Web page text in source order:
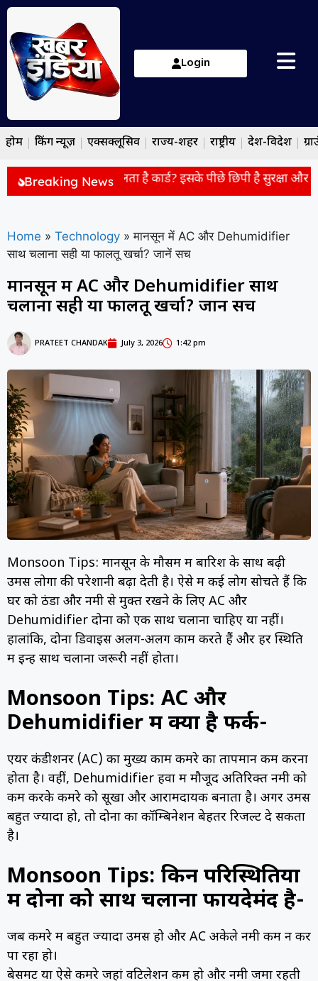
Login
होम ब्रेकिंग न्यूज़ एक्सक्लूसिव राज्य-शहर राष्ट्रीय देश-विदेश
Breaking News
चाबी की जगह क्यों मिलता है कार्ड? इसके पीछे छिपी है सुरक्षा और
Home » Technology » मानसून में AC और Dehumidifier
साथ चलाना सही या फालतू खर्चा? जानें सच
मानसून में AC और Dehumidifier साथ
चलाना सही या फालतू खर्चा? जानें सच
PRATEET CHANDAK July 3, 2026 1:42 pm
Monsoon Tips: मानसून के मौसम में बारिश के साथ बढ़ी
उमस लोगों की परेशानी बढ़ा देती है। ऐसे में कई लोग सोचते हैं कि
घर को ठंडा और नमी से मुक्त रखने के लिए AC और
Dehumidifier दोनों को एक साथ चलाना चाहिए या नहीं।
हालांकि, दोनों डिवाइस अलग-अलग काम करते हैं और हर स्थिति
में इन्हें साथ चलाना जरूरी नहीं होता।
Monsoon Tips: AC और
Dehumidifier में क्या है फर्क-
एयर कंडीशनर (AC) का मुख्य काम कमरे का तापमान कम करना
होता है। वहीं, Dehumidifier हवा में मौजूद अतिरिक्त नमी को
कम करके कमरे को सूखा और आरामदायक बनाता है। अगर उमस
बहुत ज्यादा हो, तो दोनों का कॉम्बिनेशन बेहतर रिजल्ट दे सकता
है।
Monsoon Tips: किन परिस्थितियों
में दोनों को साथ चलाना फायदेमंद है-
जब कमरे में बहुत ज्यादा उमस हो और AC अकेले नमी कम न कर
पा रहा हो।
बेसमेंट या ऐसे कमरे जहां वेंटिलेशन कम हो और नमी जमा रहती